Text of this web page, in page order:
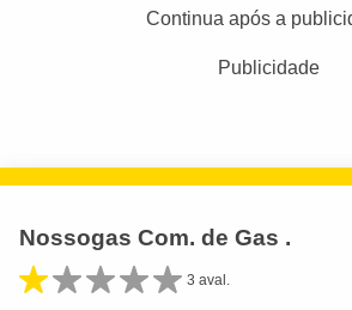
Continua após a
Publicidade
Nossogas Com. de Gas .
3 aval.